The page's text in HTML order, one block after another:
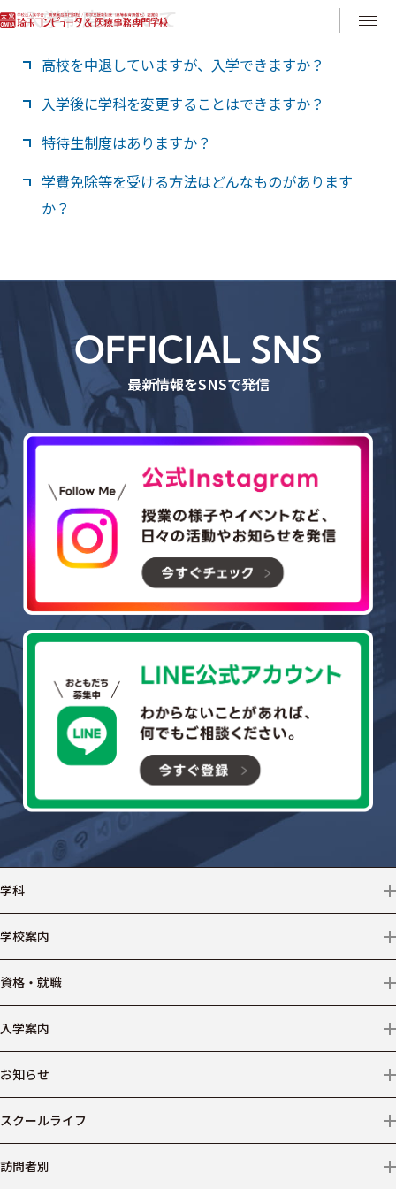
Instagram
LINE
入学制度について
高校を中退していますが、入学できますか？
出願資格として高等学校卒業（見込）以上、または同
す。高校を中退された場合は、高等学校卒業程度認定
試験を合格することで出願が可能となります。
入学後に学科を変更することはできますか？
できません。それぞれの学科、専門的な分野の知識や
技術を入学後すぐから基礎固めとして学んでいきま
す。入学前にしっかりと希望を固めてご入学頂くのが
一番ですので、何度でも体験入学等のオープンキャン
特待生制度はありますか？
希望者は「学力特待試験」を受けていただくことがで
きます。（全ての出願合格者が受験資格を有しま
験することができます。試験内容は高校卒業程度の国
語、数学、英語の筆記試験と面接を実施します。
学費免除等を受ける方法はどんなものがあります
か？
参加者の各種学費免除制度があります。（制度によっ
ては対象区分有り。）その他、遠方者向けの交通費・
下宿代の補助制度（条件有り）もあります。
OFFICIAL SNS
最新情報をSNSで発信
学科
情報テクノロジー
デザイン
ビジネス
仕事からコースを探す
学校案内
学校情報
情報公開
資格・就職
資格
入学案内
募集学科・コース等
出願について
お知らせ
ニュース
スクールライフ
施設・設備
訪問者別